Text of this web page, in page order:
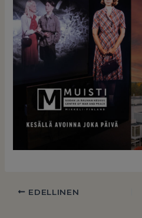
EDELLINEN